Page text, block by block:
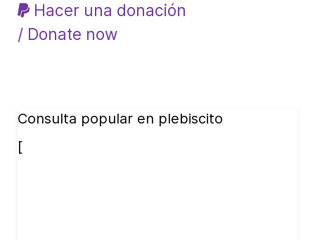
Hacer una donación
/ Donate now
Consulta popular en plebiscito
[